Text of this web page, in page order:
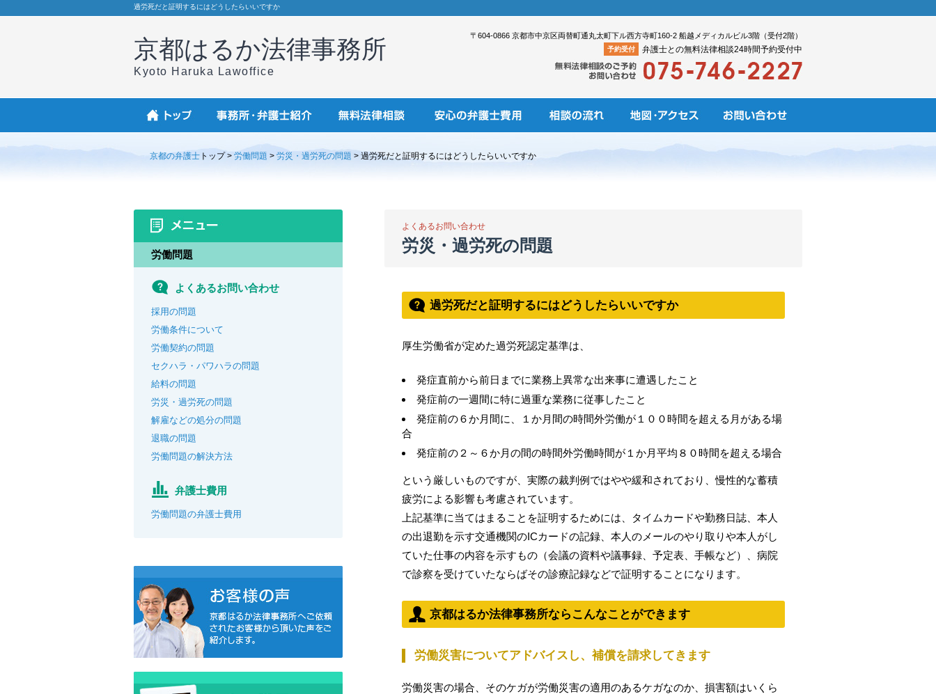
過労死だと証明するにはどうしたらいいですか
京都はるか法律事務所
Kyoto Haruka Lawoffice
〒604-0866 京都市中京区両替町通丸太町下ル西方寺町160-2 船越メディカルビル3階（受付2階）
弁護士との無料法律相談24時間予約受付中
予約受付
京都の弁護士 トップ > 労働問題 > 労災・過労死の問題 > 過労死だと証明するにはどうしたらいいですか
よくあるお問い合わせ
労災・過労死の問題
過労死だと証明するにはどうしたらいいですか
厚生労働省が定めた過労死認定基準は、
発症直前から前日までに業務上異常な出来事に遭遇したこと
発症前の一週間に特に過重な業務に従事したこと
発症前の６か月間に、１か月間の時間外労働が１００時間を超える月がある場
合
発症前の２～６か月の間の時間外労働時間が１か月平均８０時間を超える場合
という厳しいものですが、実際の裁判例ではやや緩和されており、慢性的な蓄積
疲労による影響も考慮されています。
上記基準に当てはまることを証明するためには、タイムカードや勤務日誌、本人
の出退勤を示す交通機関のICカードの記録、本人のメールのやり取りや本人がし
ていた仕事の内容を示すもの（会議の資料や議事録、予定表、手帳など）、病院
で診察を受けていたならばその診療記録などで証明することになります。
京都はるか法律事務所ならこんなことができます
労働災害についてアドバイスし、補償を請求してきます
労働災害の場合、そのケガが労働災害の適用のあるケガなのか、損害額はいくら
労働問題
よくあるお問い合わせ
採用の問題
労働条件について
労働契約の問題
セクハラ・パワハラの問題
給料の問題
労災・過労死の問題
解雇などの処分の問題
退職の問題
労働問題の解決方法
弁護士費用
労働問題の弁護士費用